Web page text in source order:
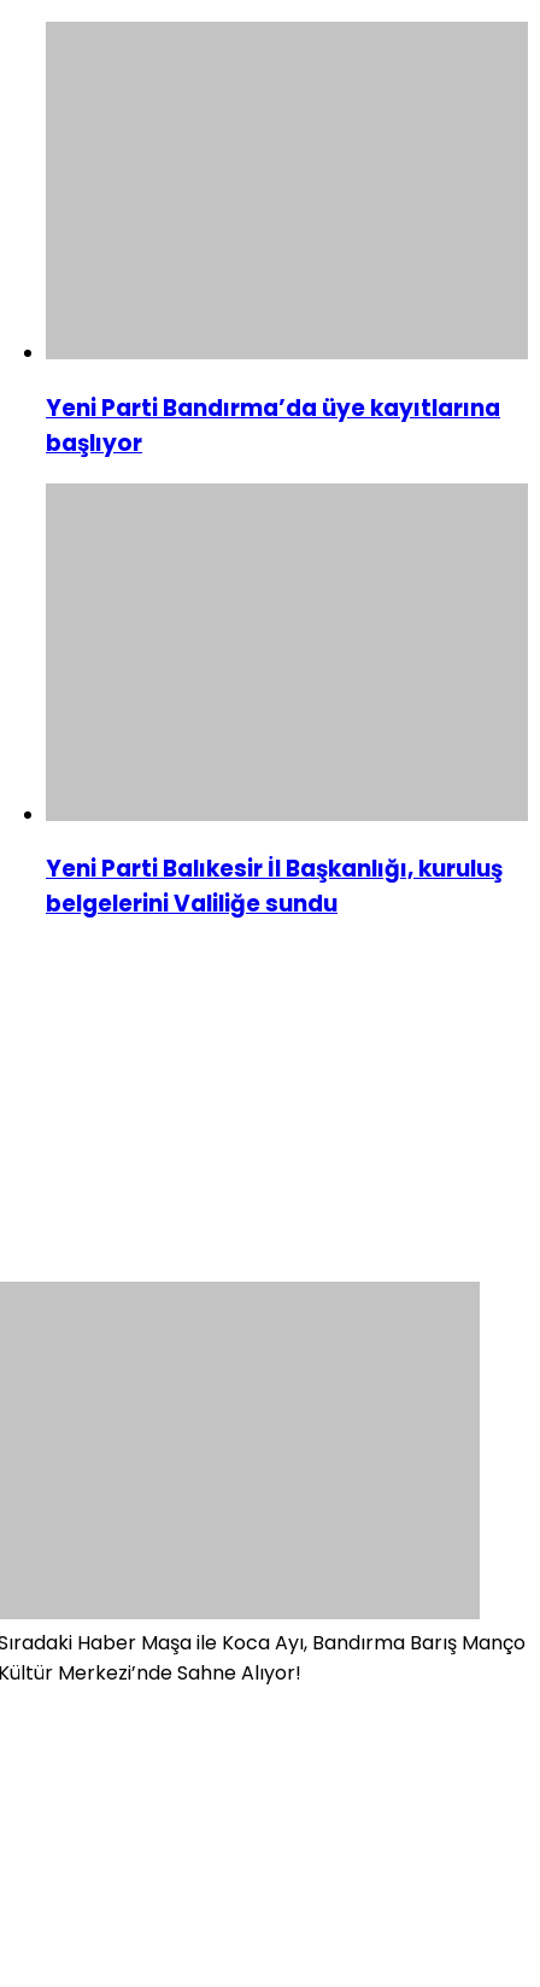
Yeni Parti Bandırma’da üye kayıtlarına
başlıyor
Yeni Parti Balıkesir İl Başkanlığı, kuruluş
belgelerini Valiliğe sundu
Haber Maşa ile Koca Ayı, Bandırma Barış Manço
Merkezi’nde Sahne Alıyor!